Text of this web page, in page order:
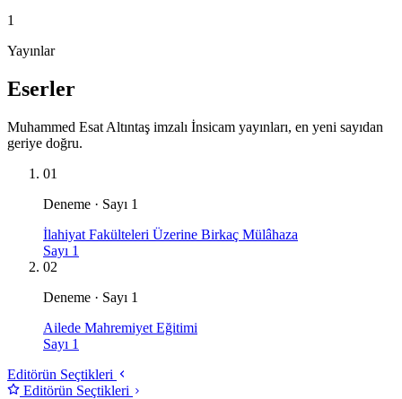
1
Yayınlar
Eserler
Muhammed Esat Altıntaş imzalı İnsicam yayınları, en yeni sayıdan
geriye doğru.
01
Deneme · Sayı 1
İlahiyat Fakülteleri Üzerine Birkaç Mülâhaza
Sayı 1
02
Deneme · Sayı 1
Ailede Mahremiyet Eğitimi
Sayı 1
Editörün Seçtikleri
Editörün Seçtikleri